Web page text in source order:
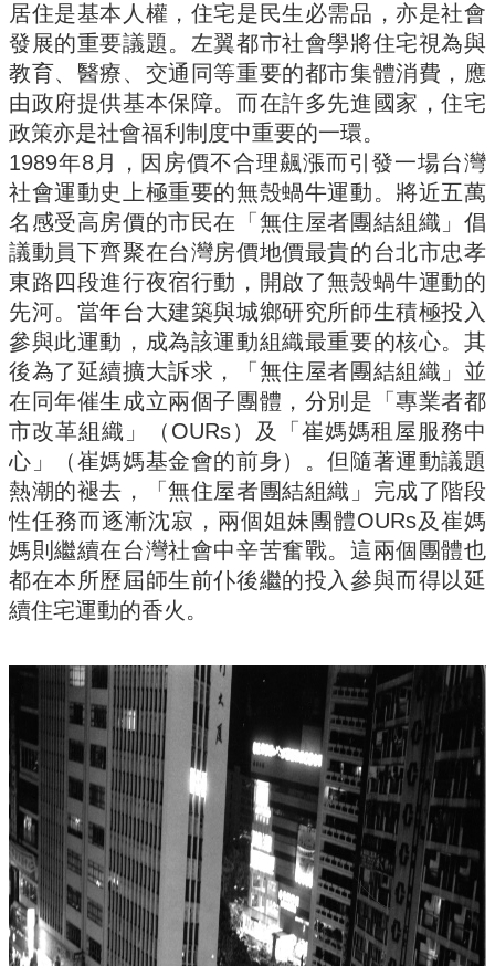
務
基
金
捐
款
相
關
資
源
臺
灣
大
學
首
頁
臺
灣
大
學
圖
書
館
建
築
與
鄉
座
訊
大
鄉
所
校
友
會
居住是基本人權，住宅是民生必需品，亦是社會
發展的重要議題。左翼都市社會學將住宅視為與
教育、醫療、交通同等重要的都市集體消費，應
由政府提供基本保障。而在許多先進國家，住宅
政策亦是社會福利制度中重要的一環。
1989年8月，因房價不合理飆漲而引發一場台灣
社會運動史上極重要的無殼蝸牛運動。將近五萬
名感受高房價的市民在「無住屋者團結組織」倡
議動員下齊聚在台灣房價地價最貴的台北市忠孝
東路四段進行夜宿行動，開啟了無殼蝸牛運動的
先河。當年台大建築與城鄉研究所師生積極投入
參與此運動，成為該運動組織最重要的核心。其
後為了延續擴大訴求，「無住屋者團結組織」並
在同年催生成立兩個子團體，分別是「專業者都
市改革組織」（OURs）及「崔媽媽租屋服務中
心」（崔媽媽基金會的前身）。但隨著運動議題
熱潮的褪去，「無住屋者團結組織」完成了階段
性任務而逐漸沈寂，兩個姐妹團體OURs及崔媽
媽則繼續在台灣社會中辛苦奮戰。這兩個團體也
都在本所歷屆師生前仆後繼的投入參與而得以延
續住宅運動的香火。